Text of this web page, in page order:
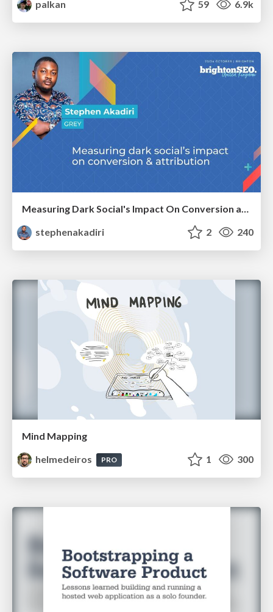
palkan
59 6.9k
Measuring Dark Social's Impact On Conversion and Attribution
stephenakadiri
2 240
Mind Mapping
helmedeiros
PRO 1 300